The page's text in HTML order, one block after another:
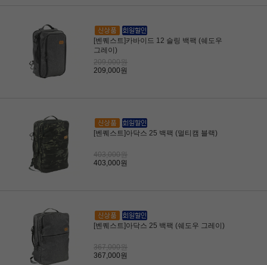
[벤퀘스트]카바이드 12 슬링 백팩 (쉐도우
그레이)
209,000원
209,000원
[벤퀘스트]아닥스 25 백팩 (멀티캠 블랙)
403,000원
403,000원
[벤퀘스트]아닥스 25 백팩 (쉐도우 그레이)
367,000원
367,000원